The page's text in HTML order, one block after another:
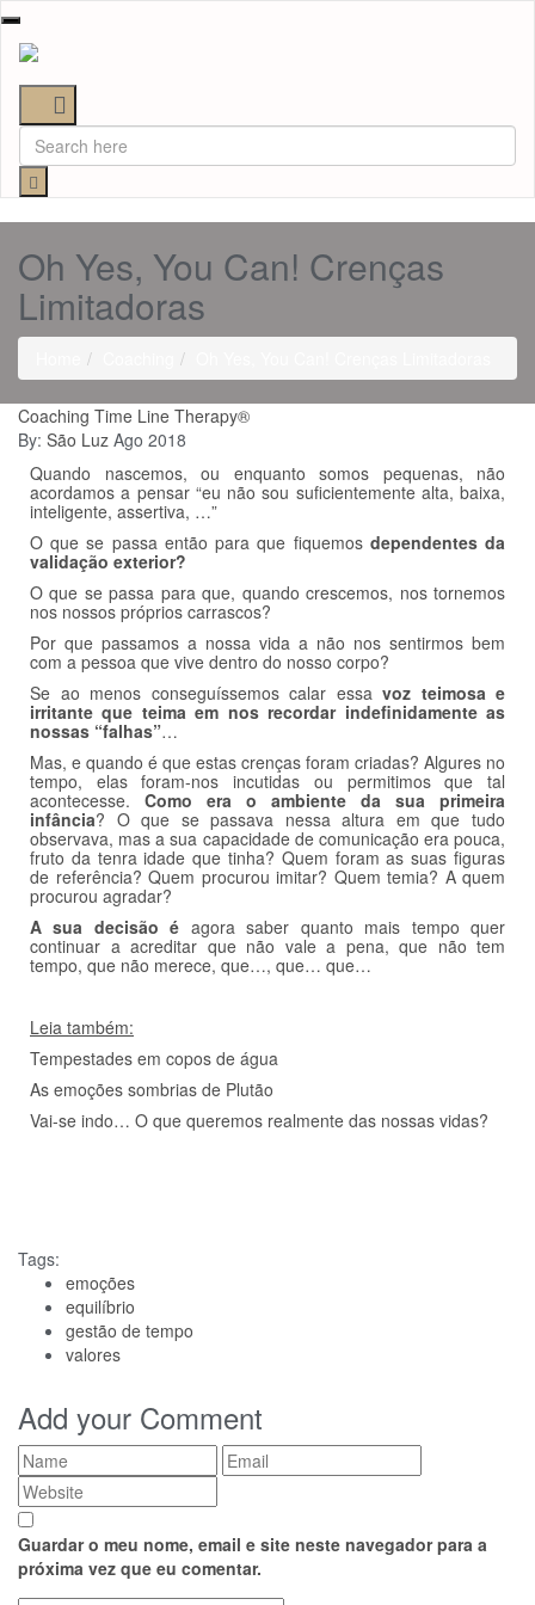
Toggle
navigation
Oh Yes, You Can! Crenças
Limitadoras
Coaching Time Line Therapy®
By: São Luz Ago 2018
Quando nascemos, ou enquanto somos pequenas, não
acordamos a pensar “eu não sou suficientemente alta, baixa,
inteligente, assertiva, …”
O que se passa então para que fiquemos dependentes da
validação exterior?
O que se passa para que, quando crescemos, nos tornemos
nos nossos próprios carrascos?
Por que passamos a nossa vida a não nos sentirmos bem
com a pessoa que vive dentro do nosso corpo?
Se ao menos conseguíssemos calar essa voz teimosa e
irritante que teima em nos recordar indefinidamente as
nossas “falhas”…
Mas, e quando é que estas crenças foram criadas? Algures no
tempo, elas foram-nos incutidas ou permitimos que tal
acontecesse. Como era o ambiente da sua primeira
infância? O que se passava nessa altura em que tudo
observava, mas a sua capacidade de comunicação era pouca,
fruto da tenra idade que tinha? Quem foram as suas figuras
de referência? Quem procurou imitar? Quem temia? A quem
procurou agradar?
A sua decisão é agora saber quanto mais tempo quer
continuar a acreditar que não vale a pena, que não tem
tempo, que não merece, que…, que… que…
Leia também:
Tempestades em copos de água
As emoções sombrias de Plutão
Vai-se indo… O que queremos realmente das nossas vidas?
Tags:
emoções
equilíbrio
gestão de tempo
valores
Add your Comment
Guardar o meu nome, email e site neste navegador para a
próxima vez que eu comentar.